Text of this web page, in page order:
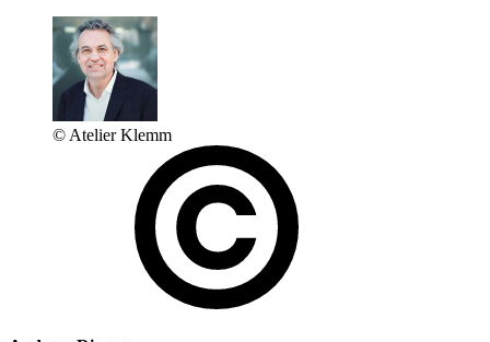
© Atelier Klemm